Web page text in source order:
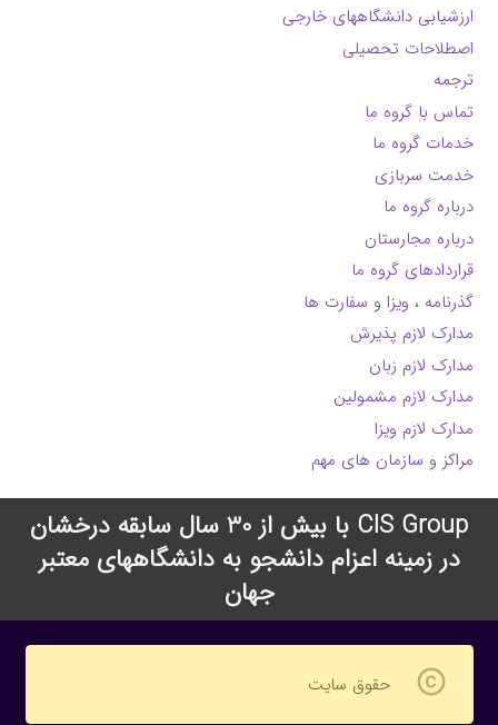
ارزشیابی دانشگاههای خارجی
اصطلاحات تحصیلی
ترجمه
تماس با گروه ما
خدمات گروه ما
خدمت سربازی
درباره گروه ما
درباره مجارستان
قراردادهای گروه ما
گذرنامه ، ویزا و سفارت ها
مدارک لازم پذیرش
مدارک لازم زبان
مدارک لازم مشمولین
مدارک لازم ویزا
مراکز و سازمان های مهم
CIS Group با بیش از 30 سال سابقه درخشان
در زمینه اعزام دانشجو به دانشگاههای معتبر
جهان
copyright حقوق سایت